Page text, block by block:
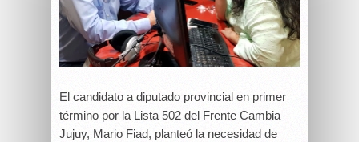
El candidato a diputado provincial en primer
término por la Lista 502 del Frente Cambia
Jujuy, Mario Fiad, planteó la necesidad de